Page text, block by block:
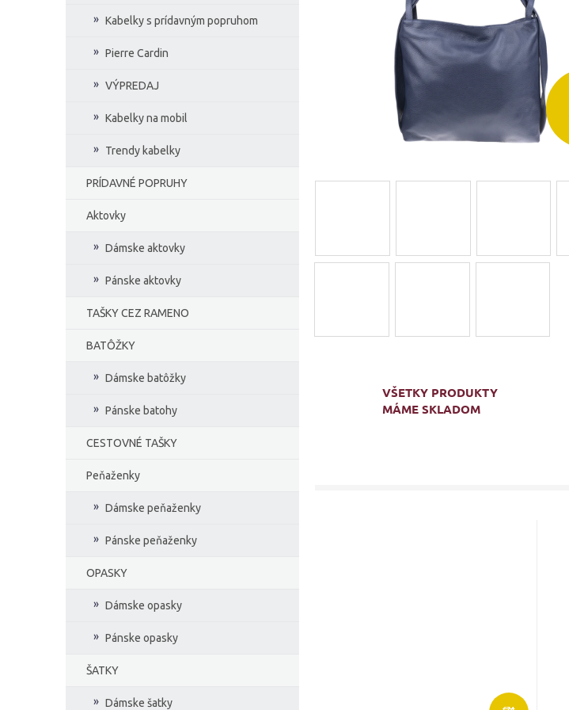
Kabelky s prídavným popruhom
Pierre Cardin
VÝPREDAJ
Kabelky na mobil
Trendy kabelky
PRÍDAVNÉ POPRUHY
Aktovky
Dámske aktovky
Pánske aktovky
TAŠKY CEZ RAMENO
BATÔŽKY
Dámske batôžky
Pánske batohy
CESTOVNÉ TAŠKY
Peňaženky
Dámske peňaženky
Pánske peňaženky
OPASKY
Dámske opasky
Pánske opasky
ŠATKY
Dámske šatky
VŠETKY PRODUKTY
MÁME SKLADOM